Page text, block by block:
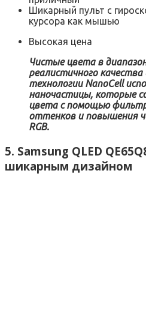
Шикарный пульт с
курсора как мышью
Высокая цена
Чистые цвета в
реалистичного
технологии NanoCell
наночастицы, которые
цвета с помощью
оттенков и повышения
RGB.
5. Samsung QLED
шикарным дизайном